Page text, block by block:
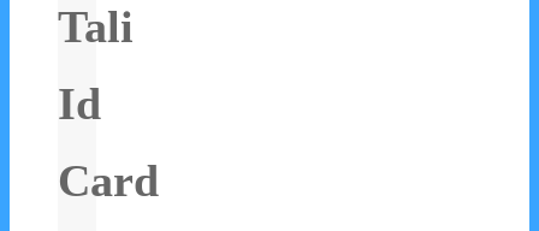
Tali
Id
Card